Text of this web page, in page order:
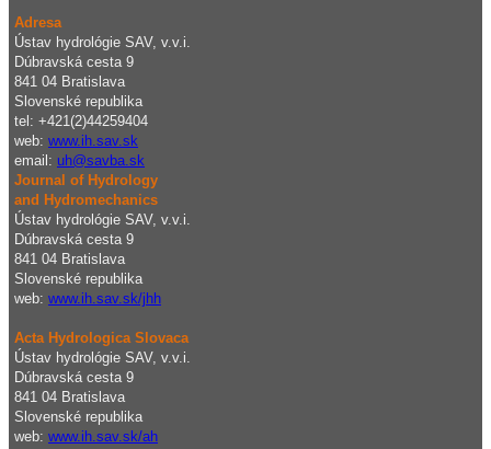
Adresa
Ústav hydrológie SAV, v.v.i.
Dúbravská cesta 9
841 04 Bratislava
Slovenské republika
tel: +421(2)44259404
web: www.ih.sav.sk
email: uh@savba.sk
Journal of Hydrology
and Hydromechanics
Ústav hydrológie SAV, v.v.i.
Dúbravská cesta 9
841 04 Bratislava
Slovenské republika
web: www.ih.sav.sk/jhh
Acta Hydrologica Slovaca
Ústav hydrológie SAV, v.v.i.
Dúbravská cesta 9
841 04 Bratislava
Slovenské republika
web: www.ih.sav.sk/ah